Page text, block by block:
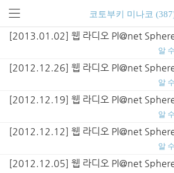
코토부키 미나코
[2013.01.02] 웹 라디오 Pl@net
알
[2012.12.26] 웹 라디오 Pl@net
알
[2012.12.19] 웹 라디오 Pl@net
알
[2012.12.12] 웹 라디오 Pl@net
알
[2012.12.05] 웹 라디오 Pl@net